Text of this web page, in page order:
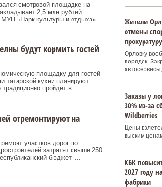
смотровой площадке на
2,5 млн рублей.
«Парк культуры и отдыха». ...
будут кормить гостей
площадку для гостей
татарской кухни планируют
традиционно пройдет в ...
отремонтируют на
участков дорог по
затратят свыше 250
бюджет. ...
Жители
отмены
Орловку
порядок.
Заказы у
30% из-за
Wildberries
Цены
выским
КБК
2027 году
фабрики